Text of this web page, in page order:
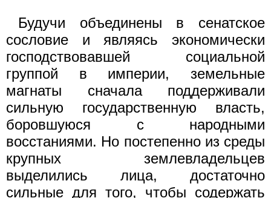
Будучи объединены в сенатское
сословие и являясь экономически
господствовавшей социальной
группой в империи, земельные
магнаты сначала поддерживали
сильную государственную власть,
боровшуюся с народными
восстаниями. Но постепенно из среды
крупных землевладельцев
выделились лица, достаточно
сильные для того, чтобы содержать